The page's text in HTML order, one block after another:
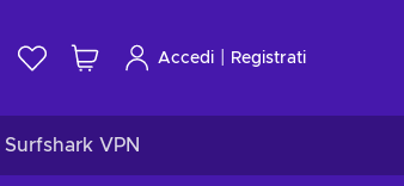
Accedi Registrati
Surfshark VPN